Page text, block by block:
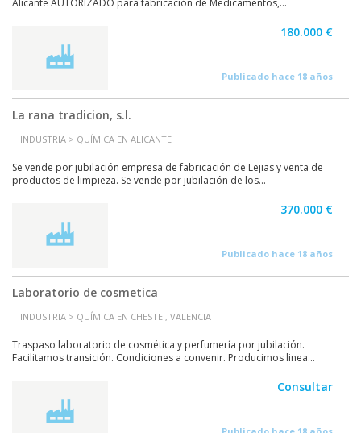
Alicante AUTORIZADO para fabricación de Medicamentos,...
180.000 €
Publicado hace 18 años
La rana tradicion, s.l.
INDUSTRIA > QUÍMICA EN ALICANTE
Se vende por jubilación empresa de fabricación de Lejias y venta de
productos de limpieza. Se vende por jubilación de los...
370.000 €
Publicado hace 18 años
Laboratorio de cosmetica
INDUSTRIA > QUÍMICA EN CHESTE , VALENCIA
Traspaso laboratorio de cosmética y perfumería por jubilación.
Facilitamos transición. Condiciones a convenir. Producimos linea...
Consultar